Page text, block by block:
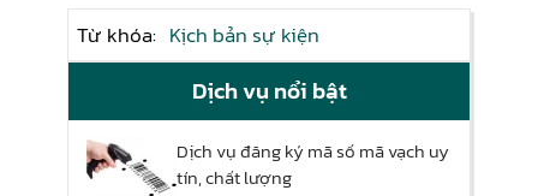
Từ khóa: Kịch bản sự kiện
Dịch vụ nổi bật
Dịch vụ đăng ký mã số mã vạch uy
tín, chất lượng